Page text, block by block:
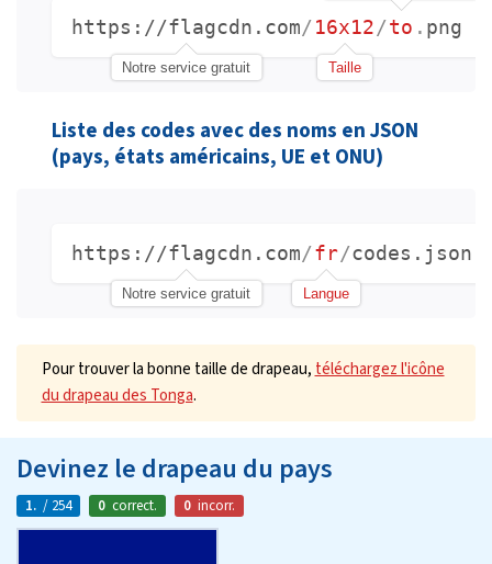
https://flagcdn.com
Notre service gratuit
/16x12
Taille
/to . png
Liste des codes avec des noms en JSON
(pays, états américains, UE et ONU)
https://flagcdn.com
Notre service gratuit
/fr
Langue
/codes.json
Pour trouver la bonne taille de drapeau, téléchargez l'icône
du drapeau des Tonga.
Devinez le drapeau du pays
1. / 254 0 correct. 0 incorr.